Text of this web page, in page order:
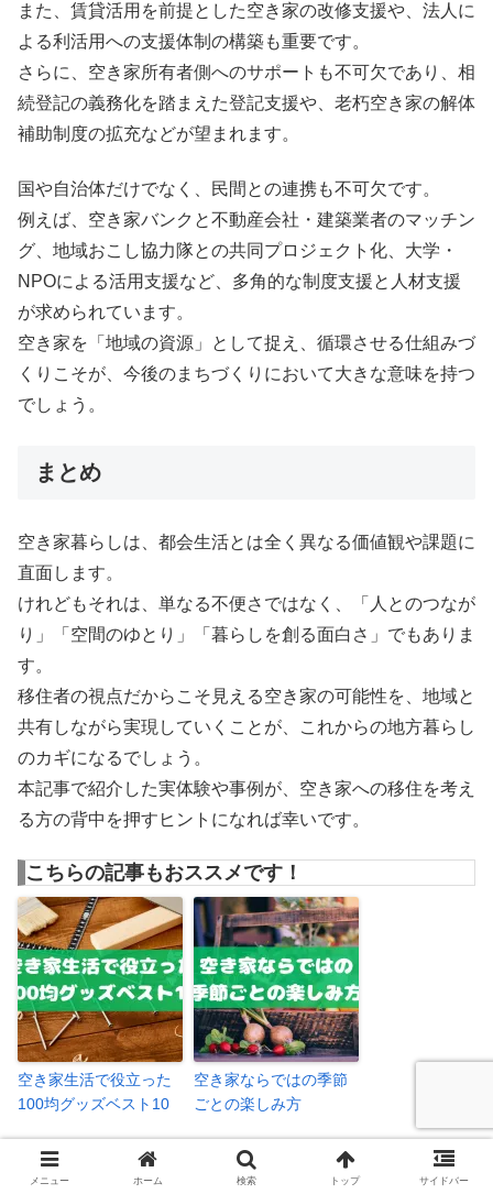
また、賃貸活用を前提とした空き家の改修支援や、法人に
よる利活用への支援体制の構築も重要です。
さらに、空き家所有者側へのサポートも不可欠であり、相
続登記の義務化を踏まえた登記支援や、老朽空き家の解体
補助制度の拡充などが望まれます。
国や自治体だけでなく、民間との連携も不可欠です。
例えば、空き家バンクと不動産会社・建築業者のマッチン
グ、地域おこし協力隊との共同プロジェクト化、大学・
NPOによる活用支援など、多角的な制度支援と人材支援
が求められています。
空き家を「地域の資源」として捉え、循環させる仕組みづ
くりこそが、今後のまちづくりにおいて大きな意味を持つ
でしょう。
まとめ
空き家暮らしは、都会生活とは全く異なる価値観や課題に
直面します。
けれどもそれは、単なる不便さではなく、「人とのつなが
り」「空間のゆとり」「暮らしを創る面白さ」でもありま
す。
移住者の視点だからこそ見える空き家の可能性を、地域と
共有しながら実現していくことが、これからの地方暮らし
のカギになるでしょう。
本記事で紹介した実体験や事例が、空き家への移住を考え
る方の背中を押すヒントになれば幸いです。
こちらの記事もおススメです！
空き家生活で役立った
100均グッズベスト10
空き家ならではの季節
ごとの楽しみ方
メニュー ホーム 検索 トップ サイドバー